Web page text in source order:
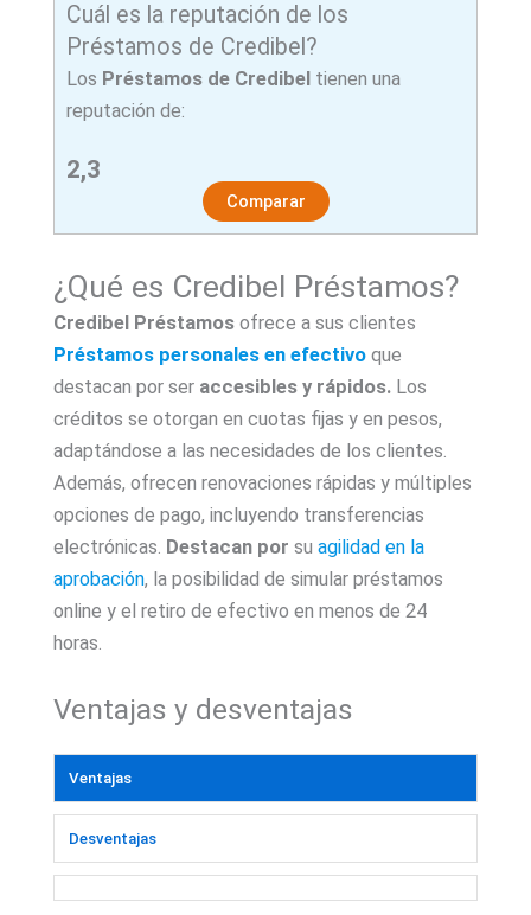
Cuál es la reputación de los
Préstamos de Credibel?
Los Préstamos de Credibel tienen una
reputación de:
2,3
Comparar
¿Qué es Credibel Préstamos?
Credibel Préstamosofrece a sus clientes
Préstamos personales en efectivo que
destacan por ser accesibles y rápidos. Los
créditos se otorgan en cuotas fijas y en pesos,
adaptándose a las necesidades de los clientes.
Además, ofrecen renovaciones rápidas y múltiples
opciones de pago, incluyendo transferencias
electrónicas. Destacan por suagilidad en la
aprobación, la posibilidad de simular préstamos
online y el retiro de efectivo en menos de 24
horas.
Ventajas y desventajas
Ventajas
Desventajas